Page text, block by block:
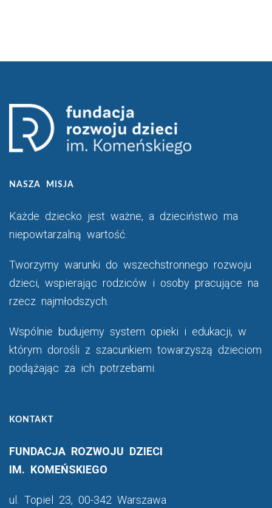
NASZA MISJA
Każde dziecko jest ważne, a dzieciństwo ma
niepowtarzalną wartość.
Tworzymy warunki do wszechstronnego rozwoju
dzieci, wspierając rodziców i osoby pracujące na
rzecz najmłodszych.
Wspólnie budujemy system opieki i edukacji, w
którym dorośli z szacunkiem towarzyszą dzieciom
podążając za ich potrzebami.
KONTAKT
FUNDACJA ROZWOJU DZIECI
IM. KOMEŃSKIEGO
ul. Topiel 23, 00-342 Warszawa